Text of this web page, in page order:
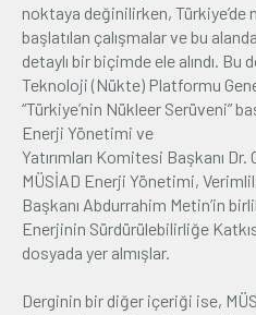
noktaya değinilirken, Türkiye’de
başlatılan çalışmalar ve bu
detaylı bir biçimde ele alındı. Bu
Teknoloji (Nükte) Platformu
“Türkiye’nin Nükleer Serüveni”
Enerji Yönetimi ve
Yatırımları Komitesi Başkanı
MÜSİAD Enerji Yönetimi,
Başkanı Abdurrahim Metin’in
Enerjinin Sürdürülebilirliğe
dosyada yer almışlar.
Derginin bir diğer içeriği ise,